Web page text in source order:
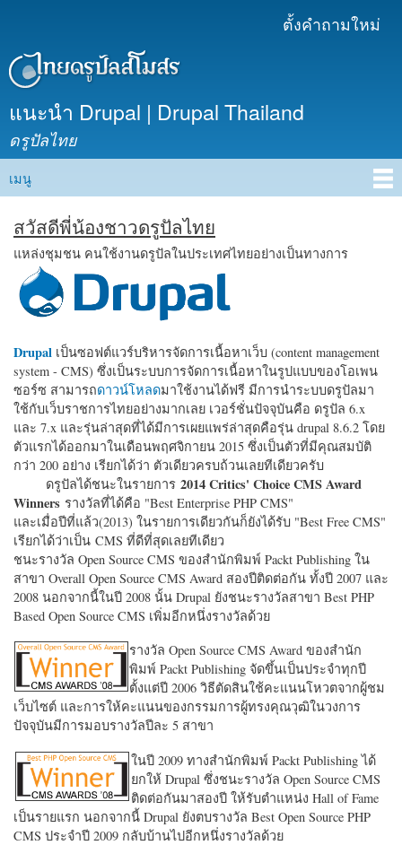
เนื้อหา
ตั้งคำถามใหม่
แนะนำ Drupal | Drupal Thailand
ดรูปัลไทย
Main menu
เมนู
สวัสดีพี่น้องชาวดรูปัลไทย
แหล่งชุมชน คนใช้งานดรูปัลในประเทศไทยอย่างเป็นทางการ
Drupal เป็นซอฟต์แวร์บริหารจัดการเนื้อหาเว็บ (content management
system - CMS) ซึ่งเป็นระบบการจัดการเนื้อหาในรูปแบบของโอเพน
ซอร์ซ สามารถดาวน์โหลดมาใช้งานได้ฟรี มีการนำระบบดรูปัลมา
ใช้กับเว็บราชการไทยอย่างมากเลย เวอร์ชั่นปัจจุบันคือ ดรูปัล 6.x
และ 7.x และรุ่นล่าสุดที่ได้มีการเผยแพร่ล่าสุดคือรุ่น drupal 8.6.2 โดย
ตัวแรกได้ออกมาในเดือนพฤศจิกายน 2015 ซึ่งเป็นตัวที่มีคุณสมบัติ
กว่า 200 อย่าง เรียกได้ว่า ตัวเดียวครบถ้วนเลยทีเดียวครับ
ดรูปัลได้ชนะในรายการ 2014 Critics' Choice CMS Award
Winners รางวัลที่ได้คือ "Best Enterprise PHP CMS"
และเมื่อปีที่แล้ว(2013) ในรายการเดียวกันก็ยังได้รับ "Best Free CMS"
เรียกได้ว่าเป็น CMS ที่ดีที่สุดเลยทีเดียว
ชนะรางวัล Open Source CMS ของสำนักพิมพ์ Packt Publishing ใน
สาขา Overall Open Source CMS Award สองปีติดต่อกัน ทั้งปี 2007 และ
2008 นอกจากนี้ในปี 2008 นั้น Drupal ยังชนะรางวัลสาขา Best PHP
Based Open Source CMS เพิ่มอีกหนึ่งรางวัลด้วย
รางวัล Open Source CMS Award ของสำนัก
พิมพ์ Packt Publishing จัดขึ้นเป็นประจำทุกปี
ตั้งแต่ปี 2006 วิธีตัดสินใช้คะแนนโหวตจากผู้ชม
เว็บไซต์ และการให้คะแนนของกรรมการผู้ทรงคุณวุฒิในวงการ
ปัจจุบันมีการมอบรางวัลปีละ 5 สาขา
ในปี 2009 ทางสำนักพิมพ์ Packt Publishing ได้
ยกให้ Drupal ซึ่งชนะรางวัล Open Source CMS
ติดต่อกันมาสองปี ให้รับตำแหน่ง Hall of Fame
เป็นรายแรก นอกจากนี้ Drupal ยังตบรางวัล Best Open Source PHP
CMS ประจำปี 2009 กลับบ้านไปอีกหนึ่งรางวัลด้วย